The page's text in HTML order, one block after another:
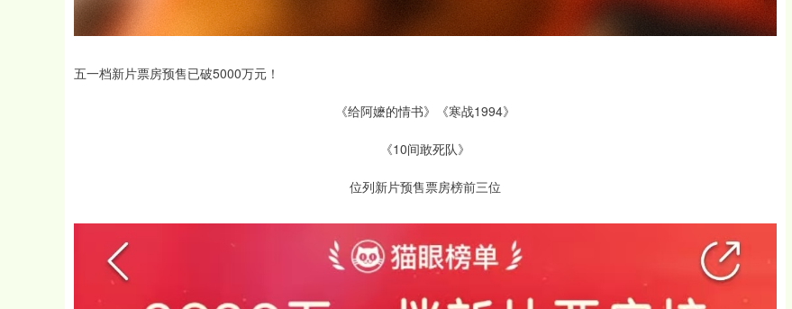
五一档新片票房预售已破5000万元！
《给阿嬷的情书》《寒战1994》
《10间敢死队》
位列新片预售票房榜前三位